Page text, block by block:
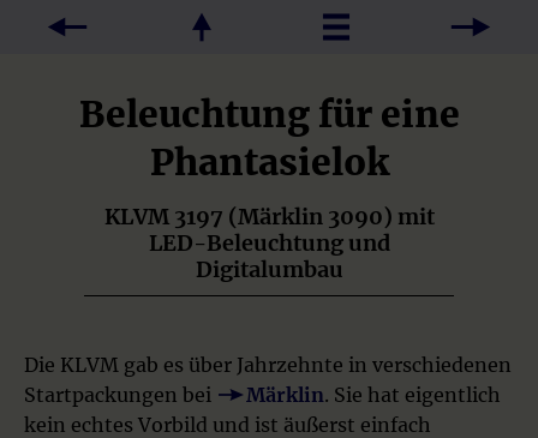
Beleuchtung für eine
Phantasielok
KLVM 3197 (Märklin 3090) mit
LED-Beleuchtung und
Digitalumbau
Die KLVM gab es über Jahrzehnte in verschiedenen
Startpackungen bei
Märklin. Sie hat eigentlich
kein echtes Vorbild und ist äußerst einfach